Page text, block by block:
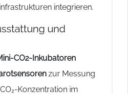
integrieren.
und
CO2-Inkubatoren
zur Messung
Konzentration im